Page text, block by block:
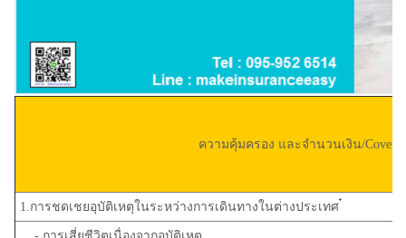
ความคุ้มครอง และจำนวนเงิน/
1.การชดเชยอุบัติเหตุในระหว่างการเดินทางในต่างประเทศ ๋